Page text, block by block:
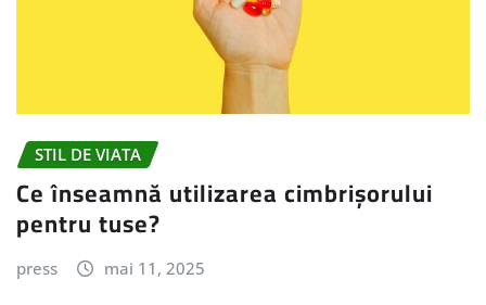
STIL DE VIATA
Ce înseamnă utilizarea cimbrișorului
pentru tuse?
press mai 11, 2025